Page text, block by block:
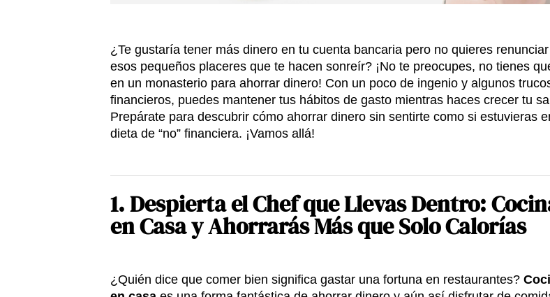
¿Te gustaría tener más dinero en tu cuenta bancaria pero no quieres
esos pequeños placeres que te hacen sonreír? ¡No te preocupes, no tienes
en un monasterio para ahorrar dinero! Con un poco de ingenio y algunos
financieros, puedes mantener tus hábitos de gasto mientras haces crecer tu
Prepárate para descubrir cómo ahorrar dinero sin sentirte como si estuvieras
dieta de “no” financiera. ¡Vamos allá!
1.Despierta el Chef que Llevas Dentro:
en Casa y Ahorrarás Más que Solo Calorías
¿Quién dice que comer bien significa gastar una fortuna en restaurantes?